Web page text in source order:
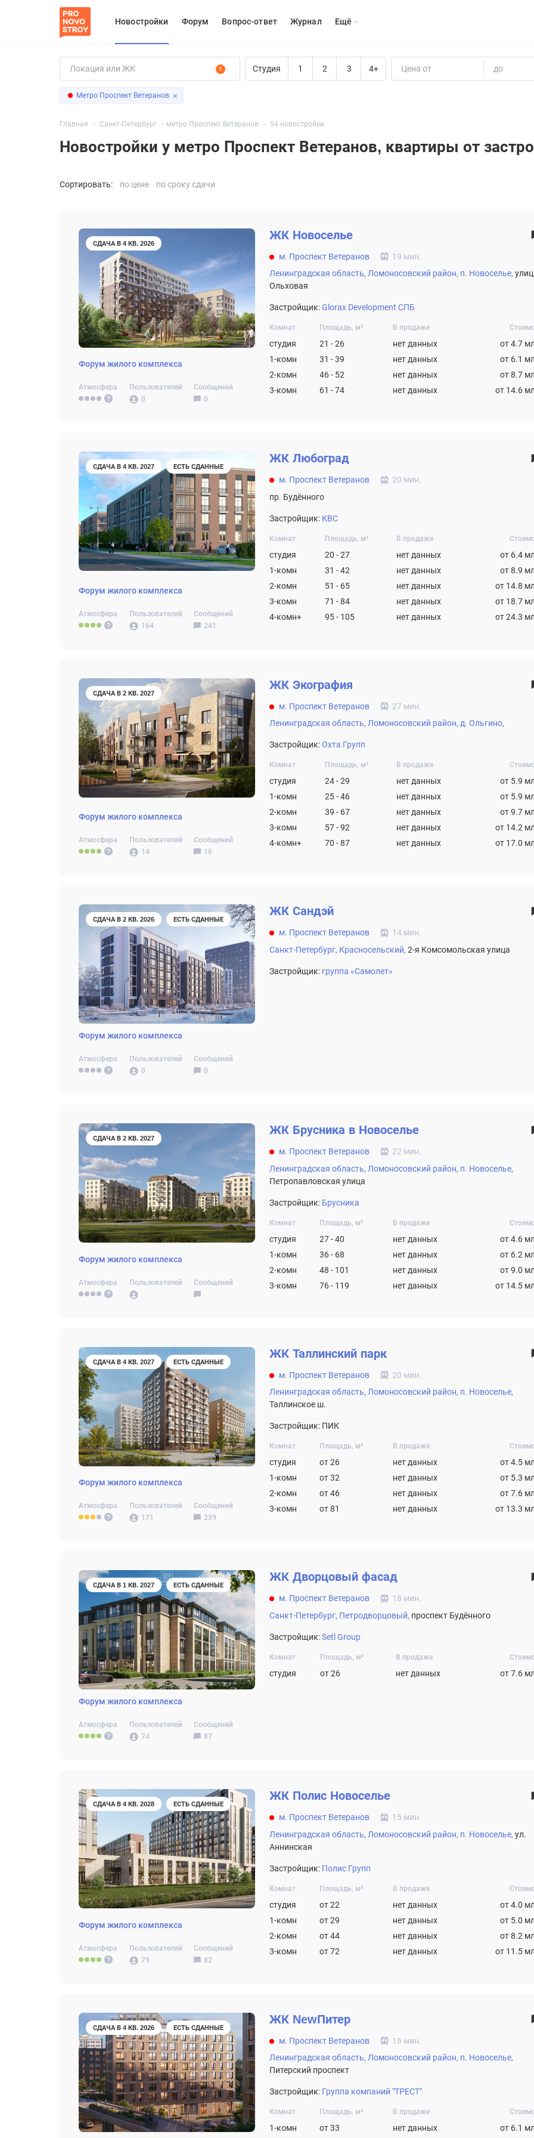
Новостройки Форум Вопрос-ответ Журнал Eщё
1 Студия 1 2 3 4+ Цена от до
Метро Проспект Ветеранов
Главная Санкт-Петербург метро Проспект Ветеранов 54 новостройки
Новостройки у метро Проспект Ветеранов, квартиры от
Сортировать: по цене по сроку сдачи
СДАЧА В 4 КВ. 2026
Форум жилого комплекса
Атмосфера
Пользователей
0
Сообщений
0
ЖК Новоселье
м. Проспект Ветеранов
19 мин.
Ленинградская область, Ломоносовский район, п. Новоселье,
Ольховая
Застройщик:Glorax Development СПБ
Комнат Площадь, м² В продаже
студия 21 - 26 нет данных
от 4.7
1-комн
31 - 39 нет данных
от 6.1
2-комн
46 - 52 нет данных
от 8.7
3-комн
61 - 74 нет данных от 14.6
СДАЧА В 4 КВ. 2027 ЕСТЬ СДАННЫЕ
Форум жилого комплекса
Атмосфера
Пользователей
164
Сообщений
241
ЖК Любоград
м. Проспект Ветеранов
20 мин.
пр. Будённого
Застройщик: КВС
Комнат Площадь, м² В продаже
студия 20 - 27 нет данных
от 6.4
1-комн
31 - 42 нет данных
от 8.9
2-комн
51 - 65 нет данных
от 14.8
3-комн
71 - 84 нет данных
от 18.7
4-комн+
95 - 105 нет данных от 24.3
СДАЧА В 2 КВ. 2027
Форум жилого комплекса
Атмосфера
Пользователей
14
Сообщений
16
ЖК Экография
м. Проспект Ветеранов
27 мин.
Ленинградская область, Ломоносовский район, д. Ольгино,
Застройщик:Охта Групп
Комнат Площадь, м² В продаже
студия 24 - 29 нет данных
от 5.9
1-комн
25 - 46 нет данных
от 5.9
2-комн
39 - 67 нет данных
от 9.7
3-комн
57 - 92 нет данных
от 14.2
4-комн+
70 - 87 нет данных от 17.0
СДАЧА В 2 КВ. 2026 ЕСТЬ СДАННЫЕ
Форум жилого комплекса
Атмосфера
Пользователей
0
Сообщений
0
ЖК Сандэй
м. Проспект Ветеранов
14 мин.
Санкт-Петербург, Красносельский, 2-я Комсомольская улица
Застройщик: группа «Самолет»
СДАЧА В 2 КВ. 2027
Форум жилого комплекса
Атмосфера Пользователей Сообщений
ЖК Брусника в Новоселье
м. Проспект Ветеранов
22 мин.
Ленинградская область, Ломоносовский район, п. Новоселье,
Петропавловская улица
Застройщик: Брусника
Комнат Площадь, м² В продаже
студия 27 - 40 нет данных
от 4.6
1-комн
36 - 68 нет данных
от 6.2
2-комн
48 - 101 нет данных
от 9.0
3-комн
76 - 119 нет данных от 14.5
СДАЧА В 4 КВ. 2027 ЕСТЬ СДАННЫЕ
Форум жилого комплекса
Атмосфера
Пользователей
171
Сообщений
239
ЖК Таллинский парк
м. Проспект Ветеранов
20 мин.
Ленинградская область, Ломоносовский район, п. Новоселье,
Таллинское ш.
Застройщик: ПИК
Комнат Площадь, м² В продаже
студия от 26 нет данных
от 4.5
1-комн
от 32 нет данных
от 5.3
2-комн
от 46 нет данных
от 7.6
3-комн
от 81 нет данных от 13.3
СДАЧА В 1 КВ. 2027 ЕСТЬ СДАННЫЕ
Форум жилого комплекса
Атмосфера
Пользователей
74
Сообщений
87
ЖК Дворцовый фасад
м. Проспект Ветеранов
18 мин.
Санкт-Петербург, Петродворцовый, проспект Будённого
Застройщик:Setl Group
Комнат Площадь, м² В продаже
студия от 26 нет данных от 7.6
СДАЧА В 4 КВ. 2028 ЕСТЬ СДАННЫЕ
Форум жилого комплекса
Атмосфера
Пользователей
79
Сообщений
82
ЖК Полис Новоселье
м. Проспект Ветеранов
15 мин.
Ленинградская область, Ломоносовский район, п. Новоселье, ул.
Аннинская
Застройщик: Полис Групп
Комнат Площадь, м² В продаже
студия от 22 нет данных
от 4.0
1-комн
от 29 нет данных
от 5.0
2-комн
от 44 нет данных
от 8.2
3-комн
от 72 нет данных от 11.5
СДАЧА В 4 КВ. 2026 ЕСТЬ СДАННЫЕ
ЖК NewПитер
м. Проспект Ветеранов
16 мин.
Ленинградская область, Ломоносовский район, п. Новоселье,
Питерский проспект
Застройщик: Группа компаний "ТРЕСТ"
Комнат Площадь, м² В продаже
1-комн от 33 нет данных от 6.1